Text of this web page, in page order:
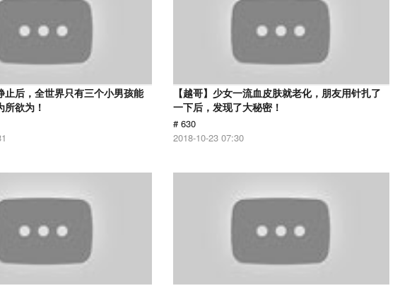
止后，全世界只有三个小男孩能
欲为！
【越哥】少女一流血皮肤就老化，朋友用针扎了
一下后，发现了大秘密！
# 630
2018-10-23 07:30